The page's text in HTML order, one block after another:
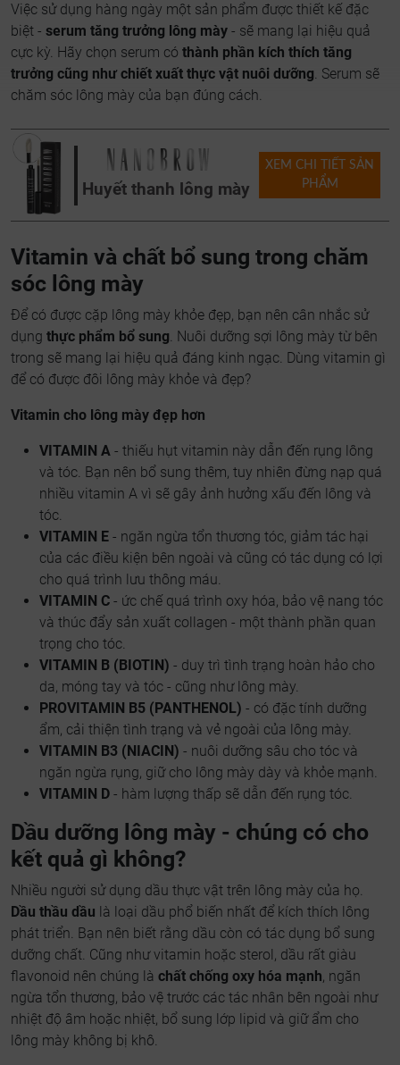
Việc sử dụng hàng ngày một sản phẩm được thiết kế đặc
biệt - serum tăng trưởng lông mày - sẽ mang lại hiệu quả
cực kỳ. Hãy chọn serum có thành phần kích thích tăng
trưởng cũng như chiết xuất thực vật nuôi dưỡng. Serum sẽ
chăm sóc lông mày của bạn đúng cách.
Huyết thanh lông mày
XEM CHI TIẾT SẢN
PHẨM
Vitamin và chất bổ sung trong chăm
sóc lông mày
Để có được cặp lông mày khỏe đẹp, bạn nên cân nhắc sử
dụng thực phẩm bổ sung. Nuôi dưỡng sợi lông mày từ bên
trong sẽ mang lại hiệu quả đáng kinh ngạc. Dùng vitamin gì
để có được đôi lông mày khỏe và đẹp?
Vitamin cho lông mày đẹp hơn
VITAMIN A - thiếu hụt vitamin này dẫn đến rụng lông
và tóc. Bạn nên bổ sung thêm, tuy nhiên đừng nạp quá
nhiều vitamin A vì sẽ gây ảnh hưởng xấu đến lông và
tóc.
VITAMIN E - ngăn ngừa tổn thương tóc, giảm tác hại
của các điều kiện bên ngoài và cũng có tác dụng có lợi
cho quá trình lưu thông máu.
VITAMIN C - ức chế quá trình oxy hóa, bảo vệ nang tóc
và thúc đẩy sản xuất collagen - một thành phần quan
trọng cho tóc.
VITAMIN B (BIOTIN) - duy trì tình trạng hoàn hảo cho
da, móng tay và tóc - cũng như lông mày.
PROVITAMIN B5 (PANTHENOL) - có đặc tính dưỡng
ẩm, cải thiện tình trạng và vẻ ngoài của lông mày.
VITAMIN B3 (NIACIN) - nuôi dưỡng sâu cho tóc và
ngăn ngừa rụng, giữ cho lông mày dày và khỏe mạnh.
VITAMIN D - hàm lượng thấp sẽ dẫn đến rụng tóc.
Dầu dưỡng lông mày - chúng có cho
kết quả gì không?
Nhiều người sử dụng dầu thực vật trên lông mày của họ.
Dầu thầu dầu là loại dầu phổ biến nhất để kích thích lông
phát triển. Bạn nên biết rằng dầu còn có tác dụng bổ sung
dưỡng chất. Cũng như vitamin hoặc sterol, dầu rất giàu
flavonoid nên chúng là chất chống oxy hóa mạnh, ngăn
ngừa tổn thương, bảo vệ trước các tác nhân bên ngoài như
nhiệt độ âm hoặc nhiệt, bổ sung lớp lipid và giữ ẩm cho
lông mày không bị khô.